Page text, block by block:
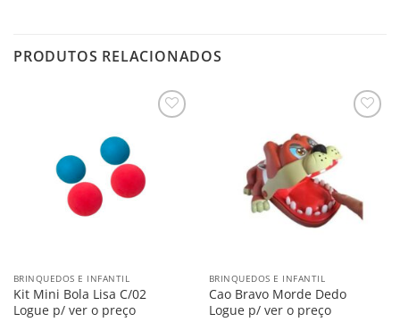
PRODUTOS RELACIONADOS
BRINQUEDOS E INFANTIL
Kit Mini Bola Lisa C/02
Logue p/ ver o preço
BRINQUEDOS E INFANTIL
Cao Bravo Morde Dedo
Logue p/ ver o preço